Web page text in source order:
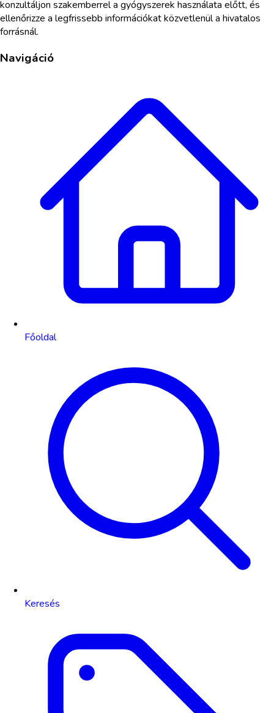
konzultáljon szakemberrel a gyógyszerek használata előtt, és
ellenőrizze a legfrissebb információkat közvetlenül a hivatalos
forrásnál.
Navigáció
Főoldal
Keresés